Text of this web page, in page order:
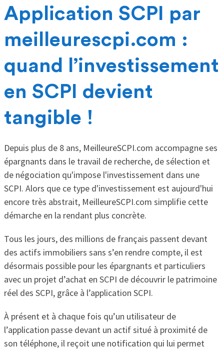
Application SCPI par
meilleurescpi.com :
quand l’investissement
en SCPI devient
tangible !
Depuis plus de 8 ans, MeilleureSCPI.com accompagne ses
épargnants dans le travail de recherche, de sélection et
de négociation qu'impose l'investissement dans une
SCPI. Alors que ce type d'investissement est aujourd'hui
encore très abstrait, MeilleureSCPI.com simplifie cette
démarche en la rendant plus concrète.
Tous les jours, des millions de français passent devant
des actifs immobiliers sans s’en rendre compte, il est
désormais possible pour les épargnants et particuliers
avec un projet d’achat en SCPI de découvrir le patrimoine
réel des SCPI, grâce à l’application SCPI.
À présent et à chaque fois qu’un utilisateur de
l’application passe devant un actif situé à proximité de
son téléphone, il reçoit une notification qui lui permet